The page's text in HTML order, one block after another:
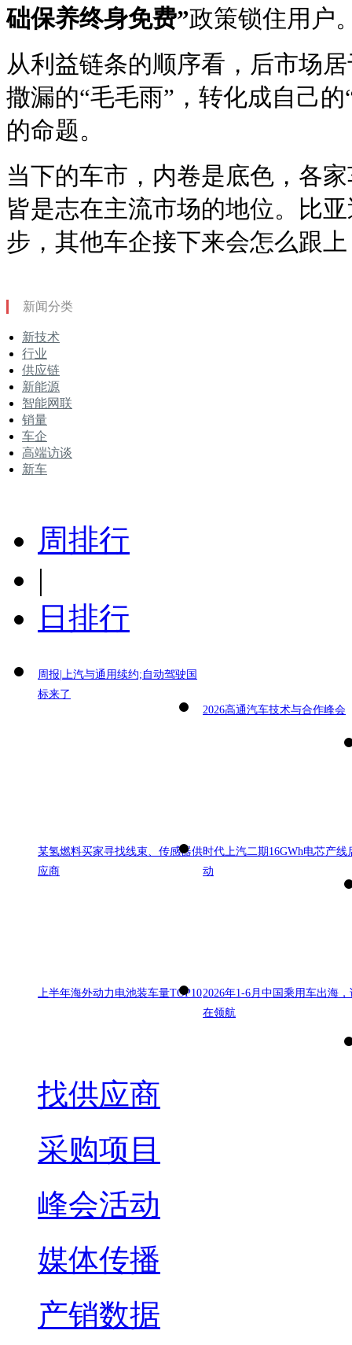
础保养终身免费”政策锁住用户
从利益链条的顺序看，后市场
撒漏的“毛毛雨”，转化成自己
的命题。
当下的车市，内卷是底色，各
皆是志在主流市场的地位。比
步，其他车企接下来会怎么跟
新闻分类
新技术
行业
供应链
新能源
智能网联
销量
车企
高端访谈
新车
周排行
|
日排行
周报|上汽与通用续约;自动驾驶国
标来了
2026高通汽车技术与合作峰会
某氢燃料买家寻找线束、传感器供
应商
时代上汽二期16GWh电芯产线
动
上半年海外动力电池装车量TOP102026年1-6月中国乘用车出海，
在领航
找供应商
采购项目
峰会活动
媒体传播
产销数据